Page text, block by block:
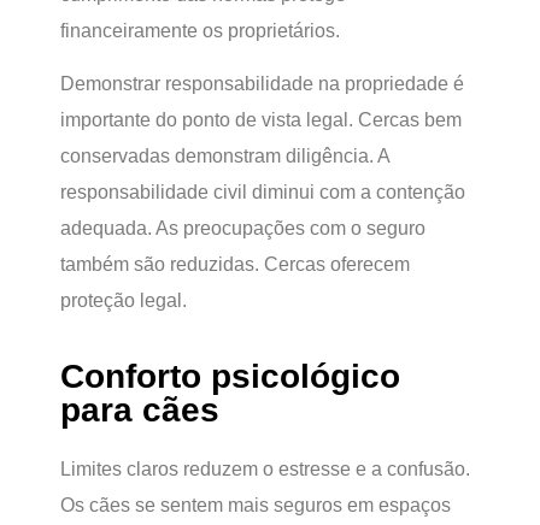
financeiramente os proprietários.
Demonstrar responsabilidade na propriedade é
importante do ponto de vista legal. Cercas bem
conservadas demonstram diligência. A
responsabilidade civil diminui com a contenção
adequada. As preocupações com o seguro
também são reduzidas. Cercas oferecem
proteção legal.
Conforto psicológico
para cães
Limites claros reduzem o estresse e a confusão.
Os cães se sentem mais seguros em espaços